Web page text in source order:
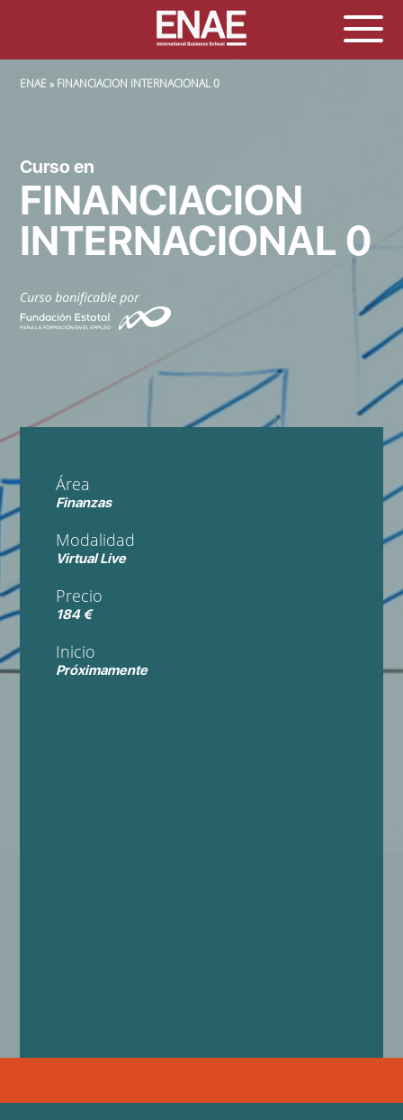
SOBRESCRIBIR ENLACES DE AYUDA A LA NAVEGACIÓN
ENAE FINANCIACION INTERNACIONAL 0
Curso en
FINANCIACION
INTERNACIONAL 0
Área
Finanzas
Modalidad
Virtual Live
Precio
184 €
Inicio
Próximamente